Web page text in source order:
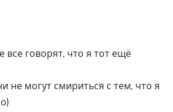
все говорят, что я тот ещё
не могут смириться с тем, что я